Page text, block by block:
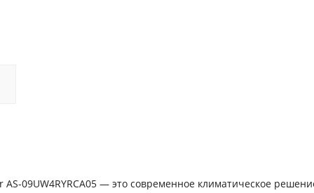
09UW4RYRCA05 — это современное климатическое